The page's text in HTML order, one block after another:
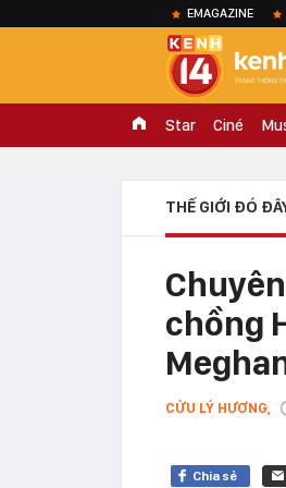
EMAGAZINE
Star Ciné
THẾ GIỚI ĐÓ
chồng
CỬU LÝ HƯƠNG,
Chia sẻ